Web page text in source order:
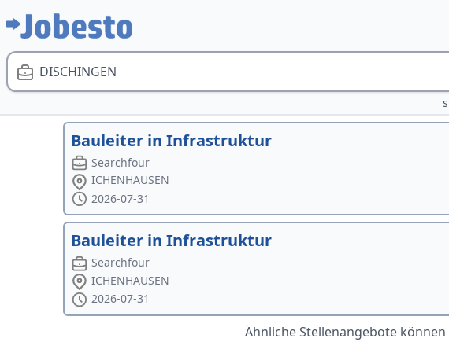
DISCHINGEN
Bauleiter in Infrastruktur
Searchfour
ICHENHAUSEN
2026-07-31
Bauleiter in Infrastruktur
Searchfour
ICHENHAUSEN
2026-07-31
Ähnliche Stellenangebote